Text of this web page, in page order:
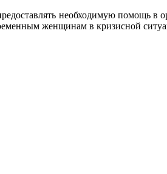
необходимую помощь в
женщинам в кризисной